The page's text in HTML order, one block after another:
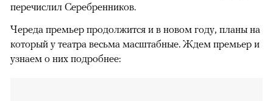
00:00 / 00:00
перечислил Серебренников.
Череда премьер продолжится и в новом году, планы на
который у театра весьма масштабные. Ждем премьер и
узнаем о них подробнее: